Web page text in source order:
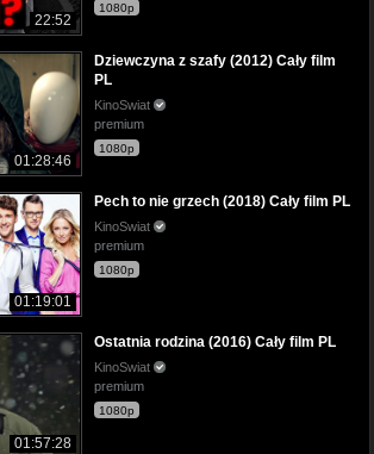
22:52
1080p
01:28:46
Dziewczyna z szafy (2012) Cały film
PL
KinoSwiat
premium
1080p
01:19:01
Pech to nie grzech (2018) Cały film PL
KinoSwiat
premium
1080p
01:57:28
Ostatnia rodzina (2016) Cały film PL
KinoSwiat
premium
1080p